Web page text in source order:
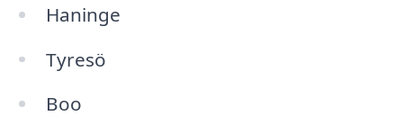
Haninge
Tyresö
Boo